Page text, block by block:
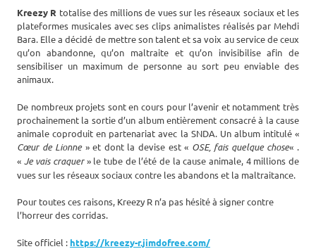
Kreezy R totalise des millions de vues sur les réseaux sociaux et les
plateformes musicales avec ses clips animalistes réalisés par Mehdi
Bara. Elle a décidé de mettre son talent et sa voix au service de ceux
qu’on abandonne, qu’on maltraite et qu’on invisibilise afin de
sensibiliser un maximum de personne au sort peu enviable des
animaux.
De nombreux projets sont en cours pour l’avenir et notamment très
prochainement la sortie d’un album entièrement consacré à la cause
animale coproduit en partenariat avec la SNDA. Un album intitulé «
Cœur de Lionne» et dont la devise est « OSE, fais quelque chose« .
« Je vais craquer» le tube de l’été de la cause animale, 4 millions de
vues sur les réseaux sociaux contre les abandons et la maltraitance.
Pour toutes ces raisons, Kreezy R n’a pas hésité à signer contre
l’horreur des corridas.
Site officiel : https://kreezy-r.jimdofree.com/